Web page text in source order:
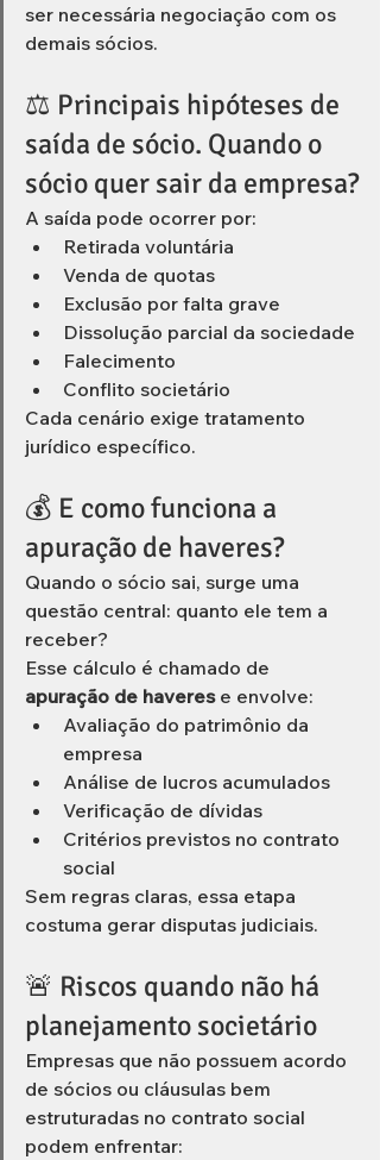
ser necessária negociação com os
demais sócios.
⚖️ Principais hipóteses de
saída de sócio. Quando o
sócio quer sair da empresa?
A saída pode ocorrer por:
Retirada voluntária
Venda de quotas
Exclusão por falta grave
Dissolução parcial da sociedade
Falecimento
Conflito societário
Cada cenário exige tratamento
jurídico específico.
💰 E como funciona a
apuração de haveres?
Quando o sócio sai, surge uma
questão central: quanto ele tem a
receber?
Esse cálculo é chamado de
apuração de haveres e envolve:
Avaliação do patrimônio da
empresa
Análise de lucros acumulados
Verificação de dívidas
Critérios previstos no contrato
social
Sem regras claras, essa etapa
costuma gerar disputas judiciais.
🚨 Riscos quando não há
planejamento societário
Empresas que não possuem acordo
de sócios ou cláusulas bem
estruturadas no contrato social
podem enfrentar: